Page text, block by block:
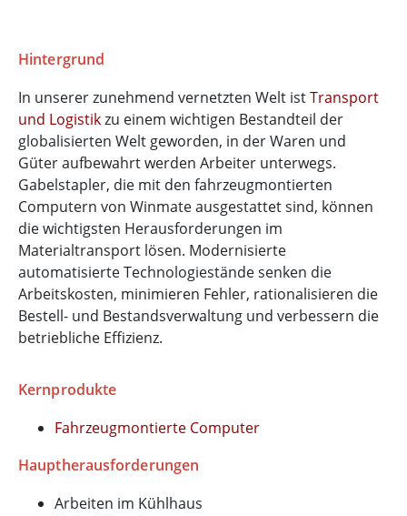
Hintergrund
In unserer zunehmend vernetzten Welt istTransport
und Logistikzu einem wichtigen Bestandteil der
globalisierten Welt geworden, in der Waren und
Güter aufbewahrt werden Arbeiter unterwegs.
Gabelstapler, die mit den fahrzeugmontierten
Computern von Winmate ausgestattet sind, können
die wichtigsten Herausforderungen im
Materialtransport lösen. Modernisierte
automatisierte Technologiestände senken die
Arbeitskosten, minimieren Fehler, rationalisieren die
Bestell- und Bestandsverwaltung und verbessern die
betriebliche Effizienz.
Kernprodukte
Fahrzeugmontierte Computer
Hauptherausforderungen
Arbeiten im Kühlhaus